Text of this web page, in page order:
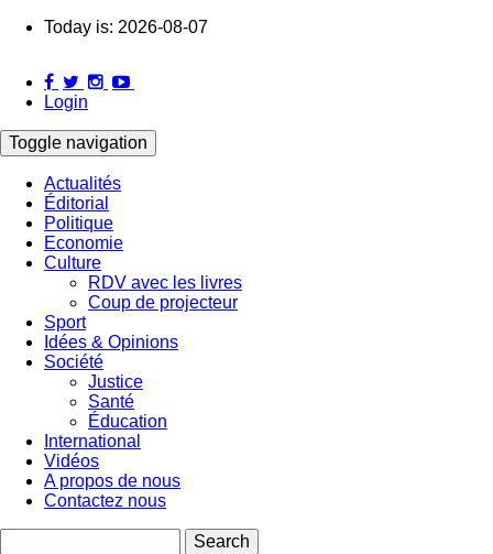
Skip
content
Today is: 2026-08-07
Login
Toggle navigation
Main
navigation
Actualités
Éditorial
Politique
Economie
Culture
RDV avec les livres
Coup de projecteur
Sport
Idées & Opinions
Société
Justice
Santé
Éducation
International
Vidéos
A propos de nous
Contactez nous